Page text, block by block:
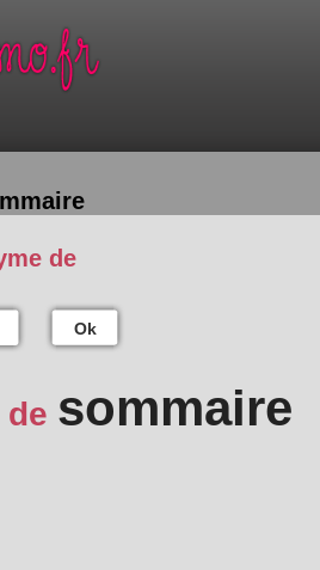
de
Ok
sommaire